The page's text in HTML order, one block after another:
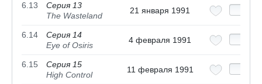
6.13
Серия 13
The Wasteland
21 января 1991
6.14
Серия 14
Eye of Osiris
4 февраля 1991
6.15
Серия 15
High Control
11 февраля 1991